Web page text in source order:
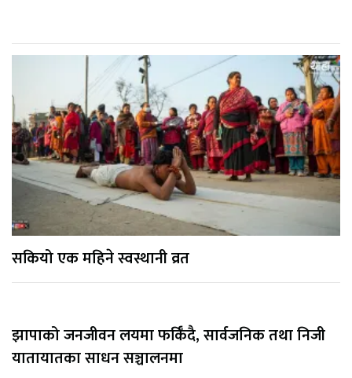
सकियो एक महिने स्वस्थानी व्रत
झापाको जनजीवन लयमा फर्किँदै, सार्वजनिक तथा निजी
यातायातका साधन सञ्चालनमा